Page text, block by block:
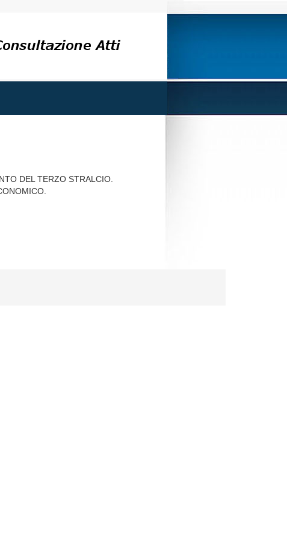
DEL TERZO STRALCIO.